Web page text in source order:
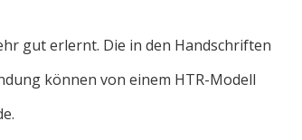
gut erlernt. Die in den Handschriften
können von einem HTR-Modell